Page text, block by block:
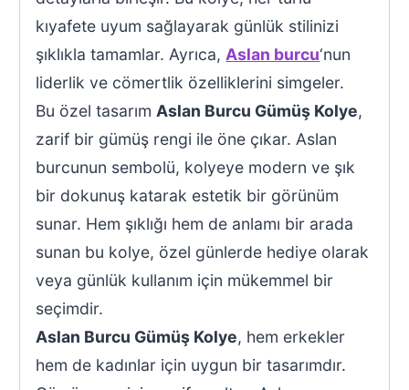
kıyafete uyum sağlayarak günlük stilinizi
şıklıkla tamamlar. Ayrıca, Aslan burcu‘nun
liderlik ve cömertlik özelliklerini simgeler.
Bu özel tasarım Aslan Burcu Gümüş Kolye,
zarif bir gümüş rengi ile öne çıkar. Aslan
burcunun sembolü, kolyeye modern ve şık
bir dokunuş katarak estetik bir görünüm
sunar. Hem şıklığı hem de anlamı bir arada
sunan bu kolye, özel günlerde hediye olarak
veya günlük kullanım için mükemmel bir
seçimdir.
Aslan Burcu Gümüş Kolye, hem erkekler
hem de kadınlar için uygun bir tasarımdır.